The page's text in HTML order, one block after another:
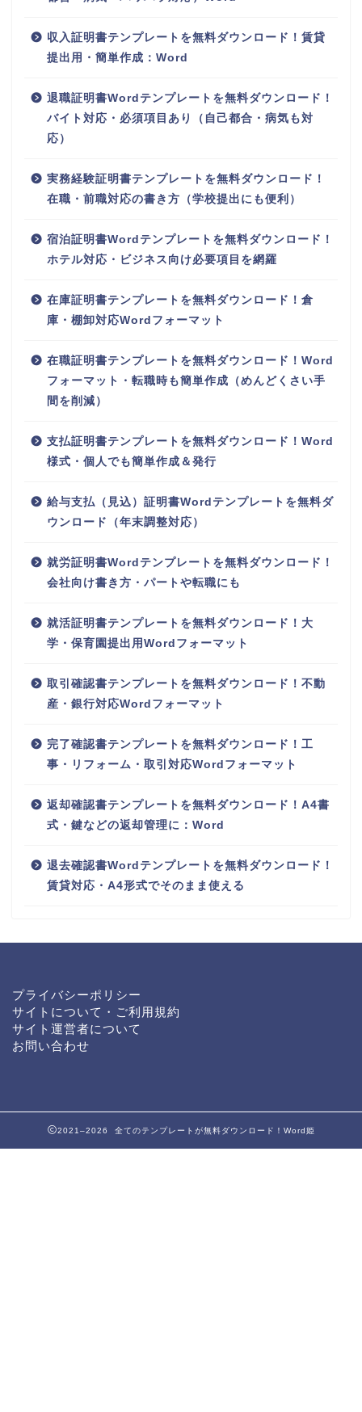
収入証明書テンプレートを無料ダウンロード！賃貸
提出用・簡単作成：Word
退職証明書Wordテンプレートを無料ダウンロード！
バイト対応・必須項目あり（自己都合・病気も対
応）
実務経験証明書テンプレートを無料ダウンロード！
在職・前職対応の書き方（学校提出にも便利）
宿泊証明書Wordテンプレートを無料ダウンロード！
ホテル対応・ビジネス向け必要項目を網羅
在庫証明書テンプレートを無料ダウンロード！倉
庫・棚卸対応Wordフォーマット
在職証明書テンプレートを無料ダウンロード！Word
フォーマット・転職時も簡単作成（めんどくさい手
間を削減）
支払証明書テンプレートを無料ダウンロード！Word
様式・個人でも簡単作成＆発行
給与支払（見込）証明書Wordテンプレートを無料ダ
ウンロード（年末調整対応）
就労証明書Wordテンプレートを無料ダウンロード！
会社向け書き方・パートや転職にも
就活証明書テンプレートを無料ダウンロード！大
学・保育園提出用Wordフォーマット
取引確認書テンプレートを無料ダウンロード！不動
産・銀行対応Wordフォーマット
完了確認書テンプレートを無料ダウンロード！工
事・リフォーム・取引対応Wordフォーマット
返却確認書テンプレートを無料ダウンロード！A4書
式・鍵などの返却管理に：Word
退去確認書Wordテンプレートを無料ダウンロード！
賃貸対応・A4形式でそのまま使える
プライバシーポリシー
サイトについて・ご利用規約
サイト運営者について
お問い合わせ
2021–2026 全てのテンプレートが無料ダウンロード！Word姫